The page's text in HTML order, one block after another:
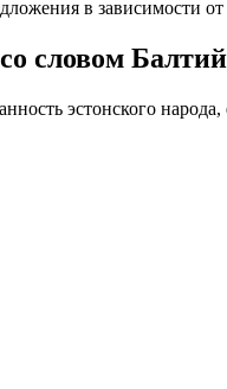
в зависимости
словом
эстонского